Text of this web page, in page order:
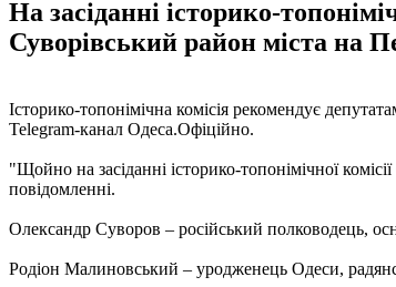
На засіданні історико-
Суворівський район міста на
Історико-топонімічна комісія рекомендує
Telegram-канал Одеса.Офіційно.
"Щойно на засіданні історико-топонімічної
повідомленні.
Олександр Суворов – російський полководець,
Родіон Малиновський – уродженець Одеси,